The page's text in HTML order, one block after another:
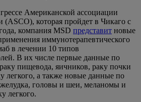
Американской ассоциации
(ASCO), которая пройдет в Чикаго с
компания MSD представит новые
иммунотерапевтического
в лечении 10 типов
В их числе первые данные по
пищевода, яичников, раку почки
легкого, а также новые данные по
головы и шеи, меланомы и
легкого.